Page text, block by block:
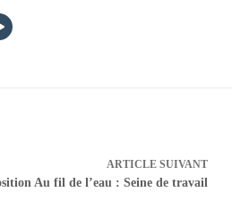
ARTICLESUIVANT
Au fil de l’eau : Seine de travail